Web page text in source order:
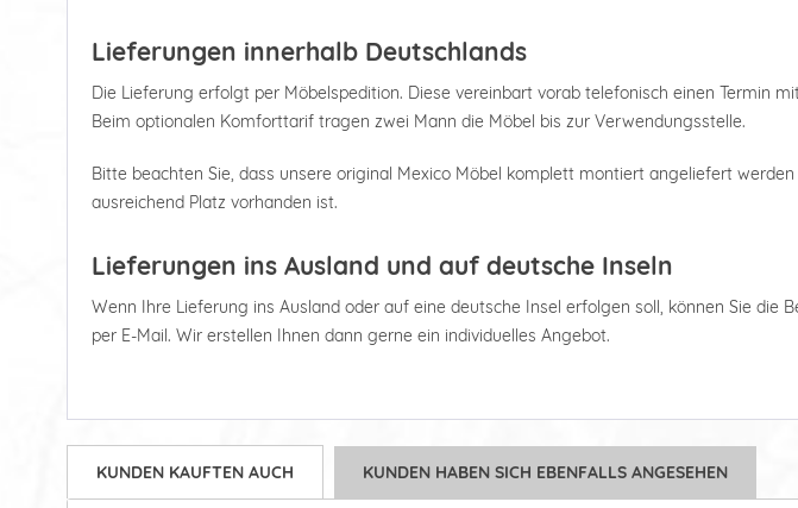
Lieferungen innerhalb Deutschlands
Die Lieferung erfolgt per Möbelspedition. Diese vereinbart vorab telefonisch einen Termin
Beim optionalen Komforttarif tragen zwei Mann die Möbel bis zur Verwendungsstelle.
Bitte beachten Sie, dass unsere original Mexico Möbel komplett montiert angeliefert
ausreichend Platz vorhanden ist.
Lieferungen ins Ausland und auf deutsche Inseln
Wenn Ihre Lieferung ins Ausland oder auf eine deutsche Insel erfolgen soll, können Sie
per E-Mail. Wir erstellen Ihnen dann gerne ein individuelles Angebot.
KUNDEN KAUFTEN AUCH KUNDEN HABEN SICH EBENFALLS ANGESEHEN